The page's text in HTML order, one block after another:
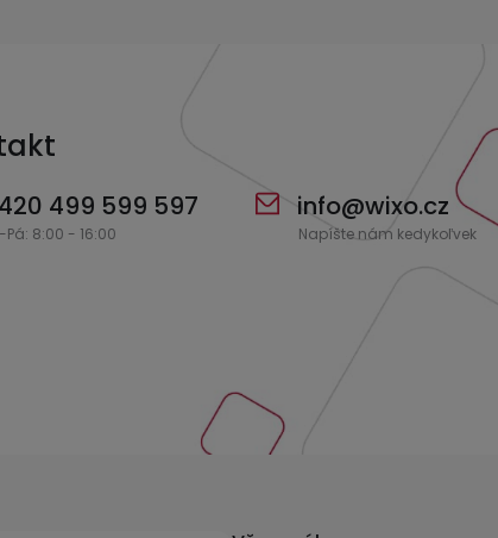
info@wixo.cz
499 599 597